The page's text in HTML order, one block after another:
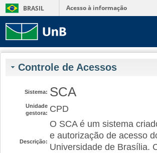
BRASIL Acesso à informação
Controle de Acessos
Sistema: SCA
Unidade
gestora: CPD
Descrição:
O SCA é um sistema
e autorização de acesso
Universidade de Brasília.